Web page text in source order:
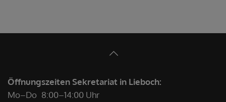
Öffnungszeiten Sekretariat in Lieboch:
Mo–Do 8:00–14:00 Uhr